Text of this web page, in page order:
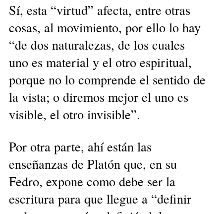
Sí, esta “virtud” afecta, entre otras
cosas, al movimiento, por ello lo hay
“de dos naturalezas, de los cuales
uno es material y el otro espiritual,
porque no lo comprende el sentido de
la vista; o diremos mejor el uno es
visible, el otro invisible”.
Por otra parte, ahí están las
enseñanzas de Platón que, en su
Fedro, expone como debe ser la
escritura para que llegue a “definir